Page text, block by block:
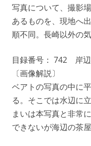
写真について、撮影
あるものを、現地へ
順不同。長崎以外の
目録番号： 742 岸
〔画像解説〕
ベアトの写真の中に
る。そこでは水辺に
まいは本写真と非常
できないが海辺の茶